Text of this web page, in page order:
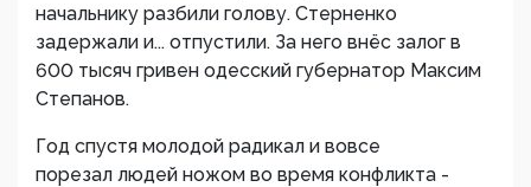
начальнику разбили голову. Стерненко
задержали и... отпустили. За него внёс залог в
600 тысяч гривен одесский губернатор Максим
Степанов.
Год спустя молодой радикал и вовсе
порезал людей ножом во время конфликта -